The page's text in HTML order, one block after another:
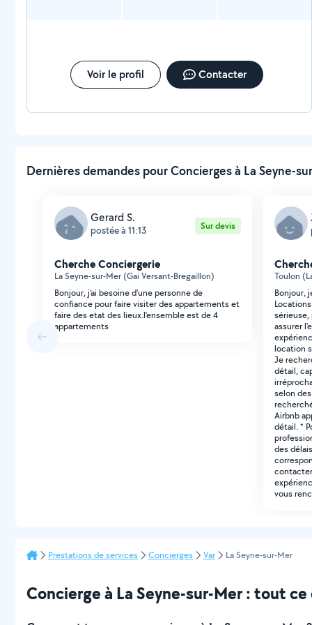
Voir le profil Contacter
Dernières demandes pour Concierges à La Seyne-
Gerard S.
postée à 11:13 Sur devis
Cherche Conciergerie
La Seyne-sur-Mer (Gai Versant-Bregaillon)
Bonjour, j'ai besoine d'une personne de
confiance pour faire visiter des appartements et
faire des etat des lieux.l'ensemble est de 4
appartements
Toulon
Bonjour,
assurer
location
Je
détail,
selon
Airbnb
détail. *
des
vous
Prestations de services Concierges Var La Seyne-sur-Mer
Concierge à La Seyne-sur-Mer : tout